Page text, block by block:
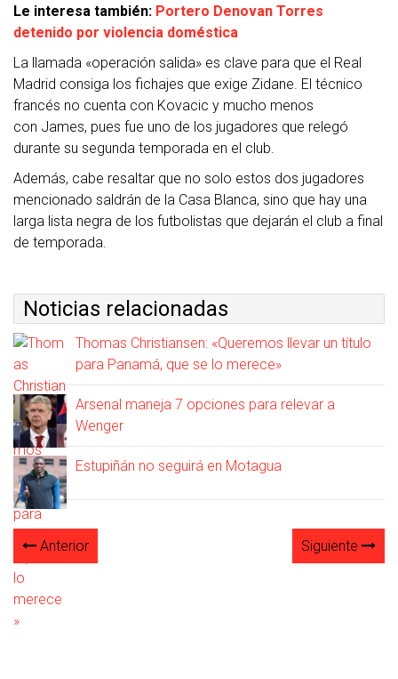
Le interesa también: Portero Denovan Torres
detenido por violencia doméstica
La llamada «operación salida» es clave para que el Real
Madrid consiga los fichajes que exige Zidane. El técnico
francés no cuenta con Kovacic y mucho menos
con James, pues fue uno de los jugadores que relegó
durante su segunda temporada en el club.
Además, cabe resaltar que no solo estos dos jugadores
mencionado saldrán de la Casa Blanca, sino que hay una
larga lista negra de los futbolistas que dejarán el club a final
de temporada.
Noticias relacionadas
Thomas Christiansen: «Queremos llevar un título
para Panamá, que se lo merece»
Arsenal maneja 7 opciones para relevar a
Wenger
Estupiñán no seguirá en Motagua
Anterior Siguiente